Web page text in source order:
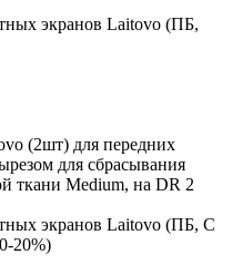
экранов Laitovo (ПБ,
(2шт) для передних
для сбрасывания
ткани Medium, на DR 2
экранов Laitovo (ПБ, С
20%)